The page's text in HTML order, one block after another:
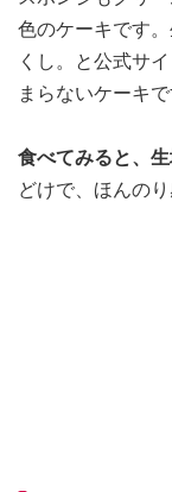
色のケーキです
くし。と公式サ
まらないケーキで
食べてみると、
どけで、ほんの